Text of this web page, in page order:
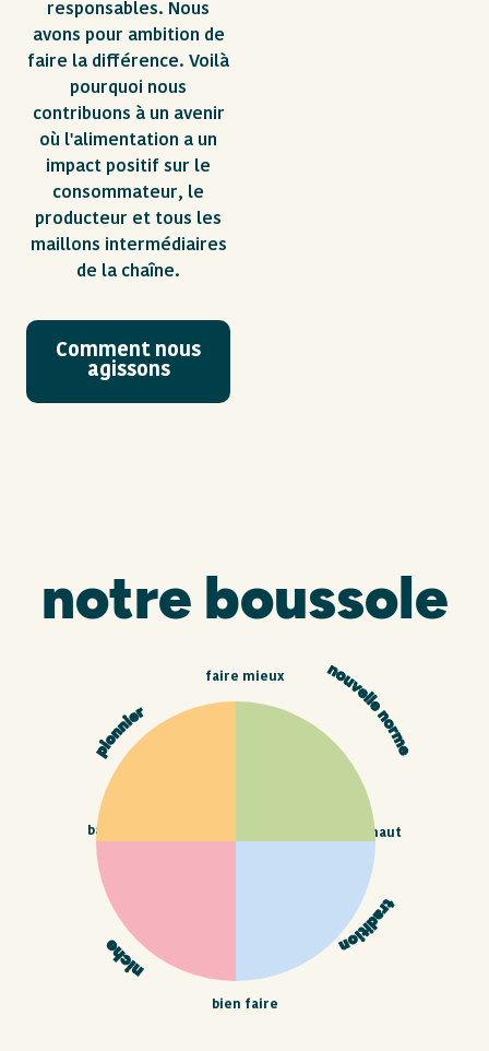
responsables. Nous
avons pour ambition de
faire la différence. Voilà
pourquoi nous
contribuons à un avenir
où l'alimentation a un
impact positif sur le
consommateur, le
producteur et tous les
maillons intermédiaires
de la chaîne.
Comment nous
agissons
notre boussole
faire mieux
bien faire
bas haut